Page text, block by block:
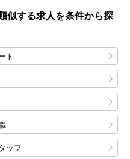
似する求人を条件から探
ト
ッフ